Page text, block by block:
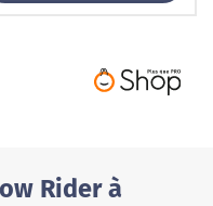
Rider à